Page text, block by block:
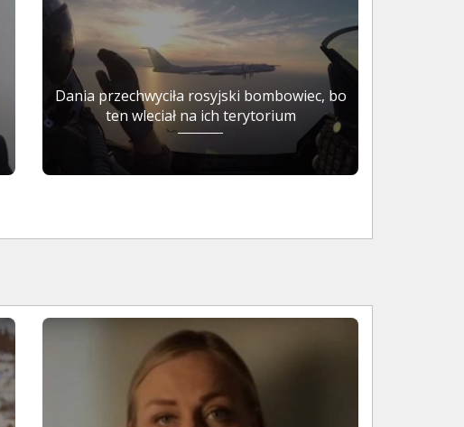
Dania przechwyciła rosyjski bombowiec, bo
ten wleciał na ich terytorium